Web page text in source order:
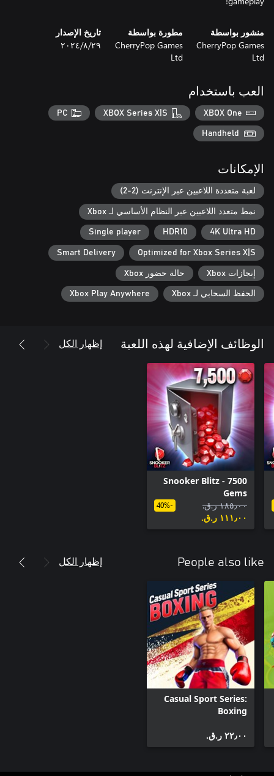
منشور بواسطة
CherryPop Games
Ltd
مطورة بواسطة
CherryPop Games
Ltd
تاريخ الإصدار
٢٩‏/٨‏/٢٠٢٤
العب باستخدام
XBOX One
XBOX Series X|S
PC
Handheld
الإمكانات
لعبة متعددة اللاعبين عبر الإنترنت (2-2)
نمط متعدد اللاعبين عبر النظام الأساسي لـ Xbox
4K Ultra HD
HDR10
Single player
Optimized for Xbox Series X|S
Smart Delivery
إنجازات Xbox حالة حضور Xbox
الحفظ السحابي لـ Xbox Xbox Play Anywhere
الوظائف الإضافية لهذه اللعبة إظهار الكل
Snooker Blitz - 7500
Gems
١٨٥٫٠٠ ر.ق.‏
١١١٫٠٠ ر.ق.‏
-40%
People also like إظهار الكل
Casual Sport Series:
Boxing
٢٢٫٠٠ ر.ق.‏